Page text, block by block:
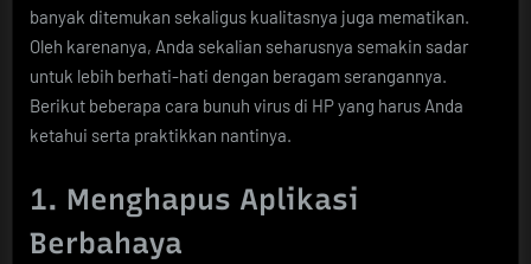
banyak ditemukan sekaligus kualitasnya juga mematikan.
Oleh karenanya, Anda sekalian seharusnya semakin sadar
untuk lebih berhati-hati dengan beragam serangannya.
Berikut beberapa cara bunuh virus di HP yang harus Anda
ketahui serta praktikkan nantinya.
1. Menghapus Aplikasi
Berbahaya